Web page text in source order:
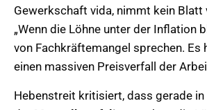
Gewerkschaft vida, nimmt kein Blatt
„Wenn die Löhne unter der Inflation
von Fachkräftemangel sprechen. Es
einen massiven Preisverfall der
Hebenstreit kritisiert, dass gerade in